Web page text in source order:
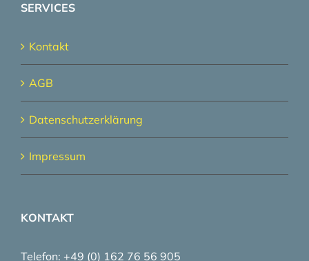
SERVICES
Kontakt
AGB
Datenschutzerklärung
Impressum
KONTAKT
Telefon: +49 (0) 162 76 56 905